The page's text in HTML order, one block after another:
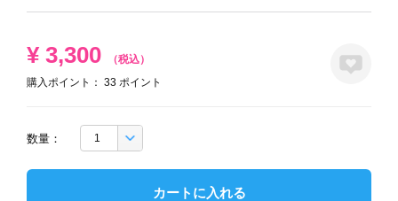
¥ 3,300
（税込）
購入ポイント： 33 ポイント
数量：
カートに入れる